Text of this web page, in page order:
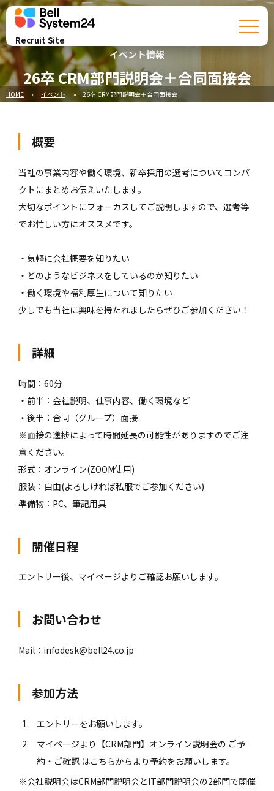
Recruit Site
HOME イベント 26卒 CRM部門説明会＋合同面接会
イベント情報
26卒 CRM部門説明会＋合同面接会
概要
当社の事業内容や働く環境、新卒採用の選考についてコンパ
クトにまとめお伝えいたします。
大切なポイントにフォーカスしてご説明しますので、選考等
でお忙しい方にオススメです。
・気軽に会社概要を知りたい
・どのようなビジネスをしているのか知りたい
・働く環境や福利厚生について知りたい
少しでも当社に興味を持たれましたらぜひご参加ください！
詳細
時間：60分
・前半：会社説明、仕事内容、働く環境など
・後半：合同（グループ）面接
※面接の進捗によって時間延長の可能性がありますのでご注
意ください。
形式：オンライン(ZOOM使用)
服装：自由(よろしければ私服でご参加ください)
準備物：PC、筆記用具
開催日程
エントリー後、マイページよりご確認お願いします。
お問い合わせ
Mail： infodesk@bell24.co.jp
参加方法
エントリーをお願いします。
マイページより【CRM部門】オンライン説明会の ご予
約・ご確認 はこちらからより予約をお願いします。
※会社説明会はCRM部門説明会とIT部門説明会の2部門で開催